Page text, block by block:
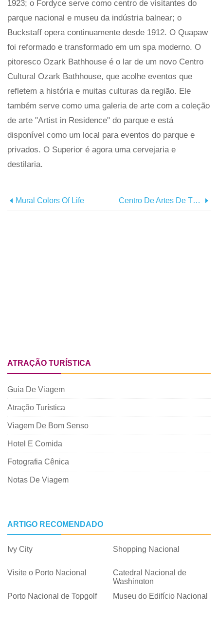
1923; o Fordyce serve como centro de visitantes do
parque nacional e museu da indústria balnear; o
Buckstaff opera continuamente desde 1912. O Quapaw
foi reformado e transformado em um spa moderno. O
pitoresco Ozark Bathhouse é o lar de um novo Centro
Cultural Ozark Bathhouse, que acolhe eventos que
refletem a história e muitas culturas da região. Ele
também serve como uma galeria de arte com a coleção
de arte "Artist in Residence" do parque e está
disponível como um local para eventos do parque e
privados. O Superior é agora uma cervejaria e
destilaria.
Mural Colors Of Life Centro De Artes De The Grand Prairie
ATRAÇÃO TURÍSTICA
Guia De Viagem
Atração Turística
Viagem De Bom Senso
Hotel E Comida
Fotografia Cênica
Notas De Viagem
ARTIGO RECOMENDADO
Ivy City Shopping Nacional
Visite o Porto Nacional
Catedral Nacional de
Washington
Porto Nacional de Topgolf
Museu do Edifício Nacional